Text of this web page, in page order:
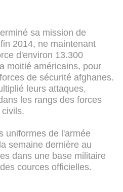
sa mission de
2014, ne maintenant
d'environ 13.300
moitié américains, pour
de sécurité afghanes.
leurs attaques,
les rangs des forces
uniformes de l'armée
semaine dernière au
dans une base militaire
cources officielles.